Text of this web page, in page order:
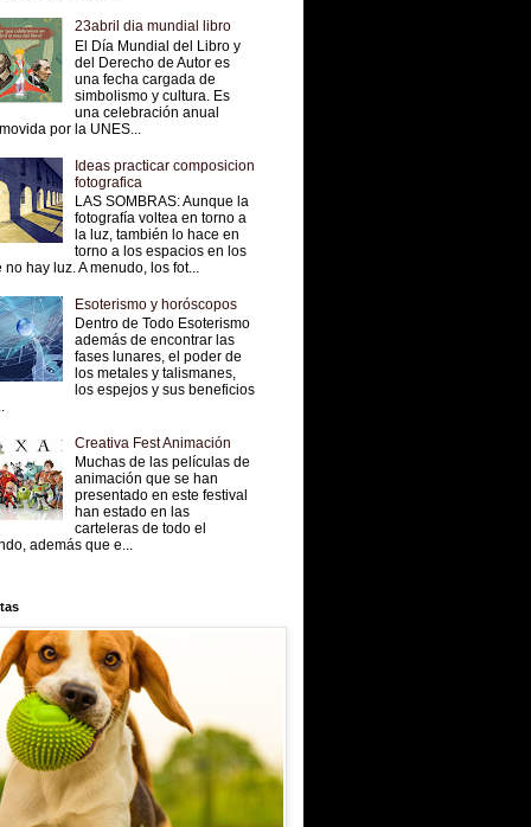
23abril dia mundial libro
El Día Mundial del Libro y
del Derecho de Autor es
una fecha cargada de
simbolismo y cultura. Es
una celebración anual
por la UNES...
Ideas practicar composicion
fotografica
LAS SOMBRAS: Aunque la
fotografía voltea en torno a
la luz, también lo hace en
torno a los espacios en los
no hay luz. A menudo, los fot...
Esoterismo y horóscopos
Dentro de Todo Esoterismo
además de encontrar las
fases lunares, el poder de
los metales y talismanes,
los espejos y sus beneficios
Creativa Fest Animación
Muchas de las películas de
animación que se han
presentado en este festival
han estado en las
carteleras de todo el
además que e...